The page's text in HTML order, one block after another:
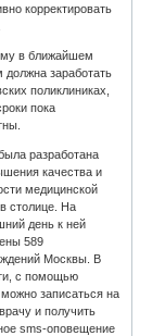
корректировать
в ближайшем
заработать
поликлиниках,
пока
разработана
качества и
медицинской
столице. На
день к ней
589
Москвы. В
с помощью
записаться на
и получить
sms-оповещение